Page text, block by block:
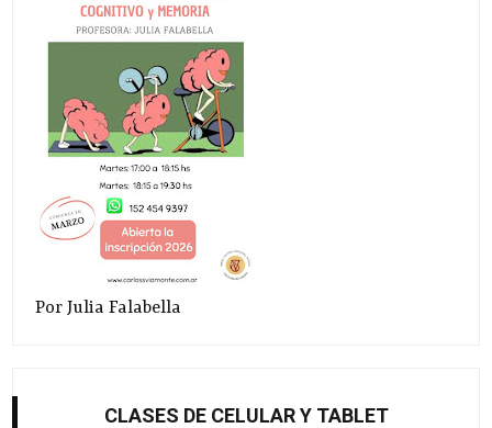
Por Julia Falabella
CLASES DE CELULAR Y TABLET